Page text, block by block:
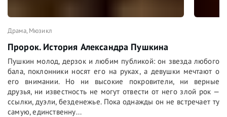
Драма,Мюзикл
Пророк. История Александра Пушкина
Пушкин молод, дерзок и любим публикой: он звезда любого
бала, поклонники носят его на руках, а девушки мечтают о
его внимании. Но ни высокие покровители, ни верные
друзья, ни известность не могут отвести от него злой рок —
ссылки, дуэли, безденежье. Пока однажды он не встречает ту
самую, единственну...